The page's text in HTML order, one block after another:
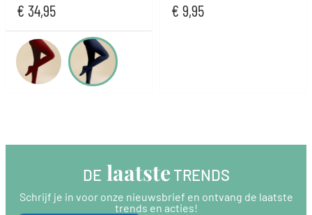
€ 34,95 € 9,95
DE laatste TRENDS
Schrijf je in voor onze nieuwsbrief en ontvang de laatste
trends en acties!